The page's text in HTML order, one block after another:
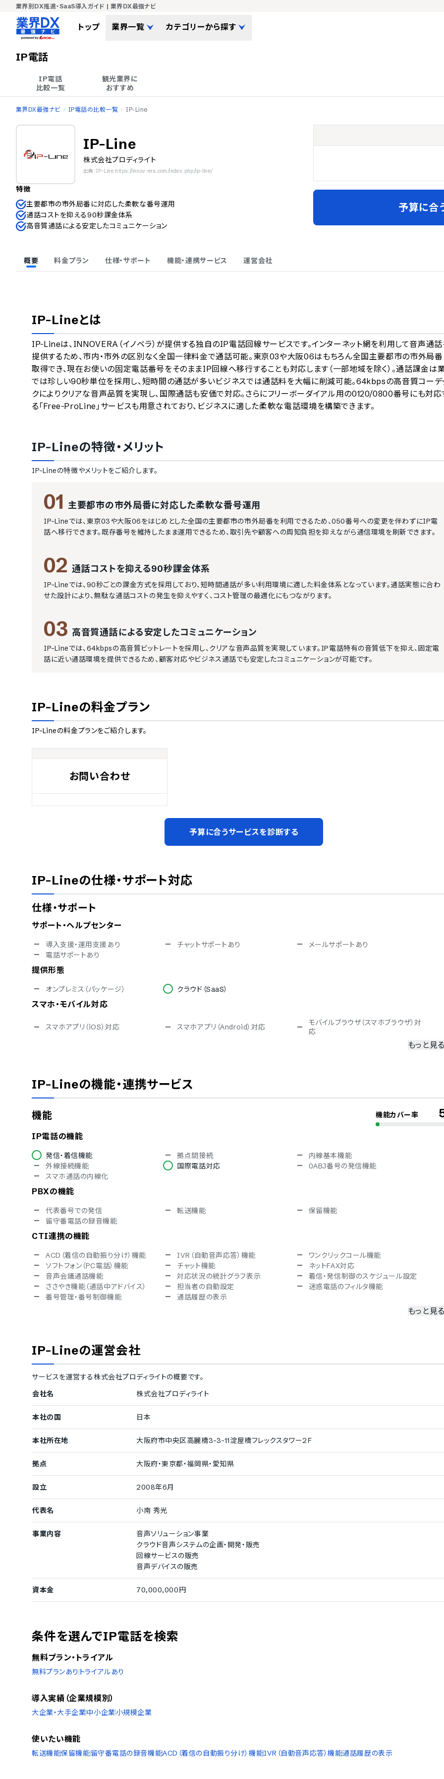
業界別DX推進・SaaS導入ガイド | 業界DX最強ナビ
トップ 業界一覧 カテゴリーから探す
IP電話
IP電話
比較一覧
観光業界に
おすすめ
業界DX最強ナビ IP電話の比較一覧 IP-Line
IP-Line
株式会社プロディライト
出典：IP-Line https://innov-era.com/index.php/ip-line/
特徴
主要都市の市外局番に対応した柔軟な番号運用
通話コストを抑える90秒課金体系
高音質通話による安定したコミュニケーション
予算に合
概要 料金プラン 仕様・サポート 機能・連携サービス 運営会社
IP-Lineとは
IP-Lineは、INNOVERA（イノベラ）が提供する独自のIP電話回線サービスです。インターネット網を利用して音声通
提供するため、市内・市外の区別なく全国一律料金で通話可能。東京03や大阪06はもちろん全国主要都市の市外局
取得でき、現在お使いの固定電話番号をそのままIP回線へ移行することも対応します（一部地域を除く）。通話課金は
では珍しい90秒単位を採用し、短時間の通話が多いビジネスでは通話料を大幅に削減可能。64kbpsの高音質コーデ
クによりクリアな音声品質を実現し、国際通話も安価で対応。さらにフリーボーダイアル用の0120/0800番号にも対応
る「Free-ProLine」サービスも用意されており、ビジネスに適した柔軟な電話環境を構築できます。
IP-Lineの特徴・メリット
IP-Lineの特徴やメリットをご紹介します。
01 主要都市の市外局番に対応した柔軟な番号運用
IP-Lineでは、東京03や大阪06をはじめとした全国の主要都市の市外局番を利用できるため、050番号への変更を伴わずにIP電
話へ移行できます。既存番号を維持したまま運用できるため、取引先や顧客への周知負担を抑えながら通信環境を刷新できます。
02 通話コストを抑える90秒課金体系
IP-Lineでは、90秒ごとの課金方式を採用しており、短時間通話が多い利用環境に適した料金体系となっています。通話実態に合わ
せた設計により、無駄な通話コストの発生を抑えやすく、コスト管理の最適化にもつながります。
03 高音質通話による安定したコミュニケーション
IP-Lineでは、64kbpsの高音質ビットレートを採用し、クリアな音声品質を実現しています。IP電話特有の音質低下を抑え、固定電
話に近い通話環境を提供できるため、顧客対応やビジネス通話でも安定したコミュニケーションが可能です。
IP-Lineの料金プラン
IP-Lineの料金プランをご紹介します。
お問い合わせ
予算に合うサービスを診断する
IP-Lineの仕様・サポート対応
仕様・サポート
サポート・ヘルプセンター
導入支援・運用支援あり チャットサポートあり
メールサポートあり
電話サポートあり
提供形態
オンプレミス（パッケージ） クラウド（SaaS）
スマホ・モバイル対応
スマホアプリ（iOS）対応 スマホアプリ（Android）対応
モバイルブラウザ（スマホブラウザ）対
応
電気通信登録事業者
BCP対応
対応言語
英語
もっと見
IP-Lineの機能・連携サービス
機能 機能カバー率
IP電話の機能
発信・着信機能 拠点間接続
内線基本機能
外線接続機能
国際電話対応
0ABJ番号の発信機能
スマホ通話の内線化
PBXの機能
代表番号での発信 転送機能
保留機能
留守番電話の録音機能
CTI連携の機能
ACD（着信の自動振り分け）機能 IVR（自動音声応答）機能
ワンクリックコール機能
ソフトフォン（PC電話）機能
チャット機能
ネットFAX対応
音声会議通話機能
対応状況の統計グラフ表示
着信・発信制御のスケジュール設定
ささやき機能（通話中アドバイス）
担当者の自動設定
迷惑電話のフィルタ機能
番号管理・番号制御機能
通話履歴の表示
0570（着信課金番号）の新規取得
03・06以外の市外局番の新規取得
継続利用できる電話番号
03（東京の市外局番）の継続利用 06（大阪の市外局番）の継続利用
072（大阪の市外局番）の継続利用
048（埼玉の市外局番）の継続利用
0120（着信課金番号）の継続利用
0570（着信課金番号）の継続利用
もっと見
IP-Lineの運営会社
サービスを運営する株式会社プロディライトの概要です。
会社名
株式会社プロディライト
本社の国 日本
本社所在地 大阪府市中央区高麗橋3-3-11淀屋橋フレックスタワー2Ｆ
拠点 大阪府・東京都・福岡県・愛知県
設立 2008年6月
代表名 小南 秀光
事業内容
音声ソリューション事業
クラウド音声システムの企画・開発・販売
回線サービスの販売
音声デバイスの販売
資本金 70,000,000円
条件を選んでIP電話を検索
無料プラン・トライアル
無料プランあり トライアルあり
導入実績（企業規模別）
大企業・大手企業中小企業小規模企業
使いたい機能
転送機能保留機能留守番電話の録音機能ACD（着信の自動振り分け）機能IVR（自動音声応答）機能通話履歴の表示